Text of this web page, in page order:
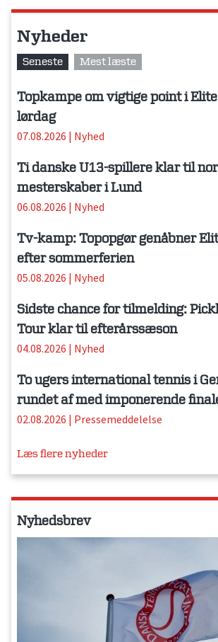
Nyheder
Seneste Mest læste
Topkampe om vigtige point i
lørdag
07.08.2026 | Nyhed
Ti danske U13-spillere klar til
mesterskaber i Lund
06.08.2026 | Nyhed
Tv-kamp: Topopgør genåbner
efter sommerferien
05.08.2026 | Nyhed
Sidste chance for tilmelding:
Tour klar til efterårssæson
04.08.2026 | Nyhed
To ugers international tennis i
rundet af med imponerende
02.08.2026 | Pressemeddelelse
Læs flere nyheder
Nyhedsbrev